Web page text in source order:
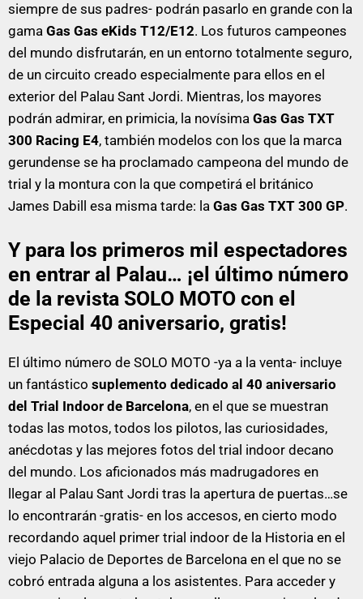
siempre de sus padres- podrán pasarlo en grande con la
gama Gas Gas eKids T12/E12. Los futuros campeones
del mundo disfrutarán, en un entorno totalmente seguro,
de un circuito creado especialmente para ellos en el
exterior del Palau Sant Jordi. Mientras, los mayores
podrán admirar, en primicia, la novísima Gas Gas TXT
300 Racing E4, también modelos con los que la marca
gerundense se ha proclamado campeona del mundo de
trial y la montura con la que competirá el británico
James Dabill esa misma tarde: la Gas Gas TXT 300 GP.
Y para los primeros mil espectadores
en entrar al Palau… ¡el último número
de la revista SOLO MOTO con el
Especial 40 aniversario, gratis!
El último número de SOLO MOTO -ya a la venta- incluye
un fantástico suplemento dedicado al 40 aniversario
del Trial Indoor de Barcelona, en el que se muestran
todas las motos, todos los pilotos, las curiosidades,
anécdotas y las mejores fotos del trial indoor decano
del mundo. Los aficionados más madrugadores en
llegar al Palau Sant Jordi tras la apertura de puertas…se
lo encontrarán -gratis- en los accesos, en cierto modo
recordando aquel primer trial indoor de la Historia en el
viejo Palacio de Deportes de Barcelona en el que no se
cobró entrada alguna a los asistentes. Para acceder y